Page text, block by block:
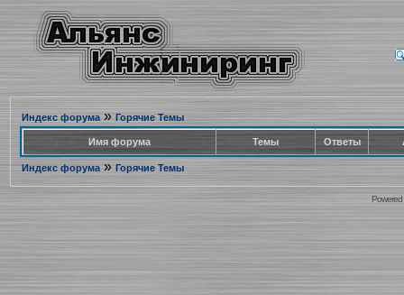
Индекс форума» Горячие Темы
Имя форума Темы Ответы
Индекс форума» Горячие Темы